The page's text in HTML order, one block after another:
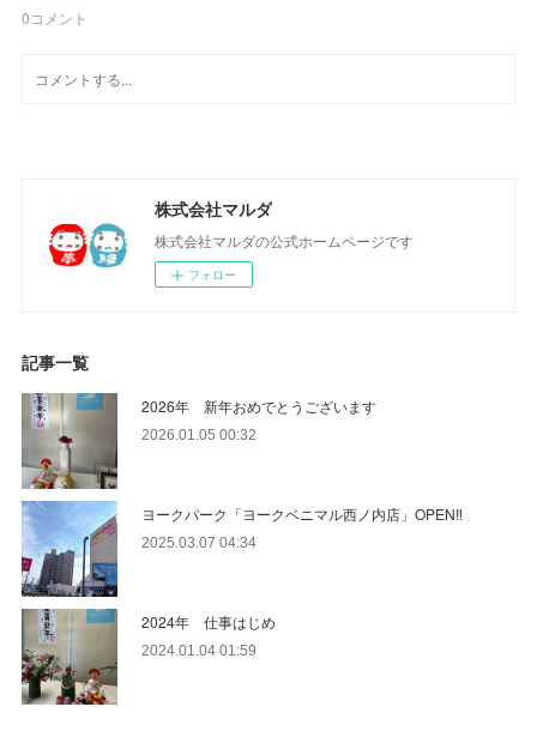
0コメント
株式会社マルダ
株式会社マルダの公式ホームページです
フォロー
記事一覧
2026年 新年おめでとうございます
2026.01.05 00:32
ヨークパーク「ヨークベニマル西ノ内店」OPEN‼
2025.03.07 04:34
2024年 仕事はじめ
2024.01.04 01:59